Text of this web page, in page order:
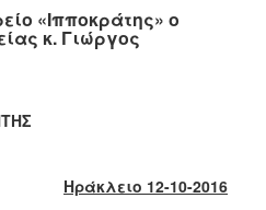
«Ιπποκράτης» ο
κ. Γιώργος
Ηράκλειο 12-10-2016